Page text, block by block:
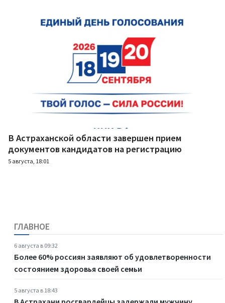
В Астраханской области завершен прием
документов кандидатов на регистрацию
5 августа, 18:01
ГЛАВНОЕ
6 августа в 09:32
Более 60% россиян заявляют об удовлетворенности
состоянием здоровья своей семьи
5 августа в 18:43